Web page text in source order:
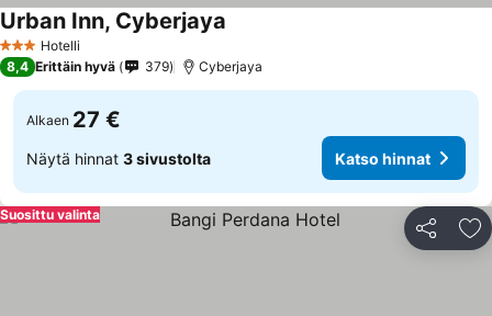
3 Tähtiluokitus
Hotelli
Urban Inn, Cyberjaya
8,4 Erittäin hyvä 379 Cyberjaya
Alkaen 27 €
Näytä hinnat 3 sivustolta Katso hinnat
Jaa
Suosittu valinta